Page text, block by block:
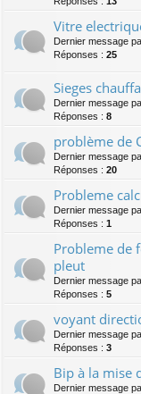
Vitre
Dernier message
Réponses : 25
Sieges
Dernier message
Réponses : 8
problème de
Dernier message
Réponses : 20
Probleme
Dernier message
Réponses : 1
Probleme de
pleut
Dernier message
Réponses : 5
voyant
Dernier message
Réponses : 3
Bip à la mise
Dernier message